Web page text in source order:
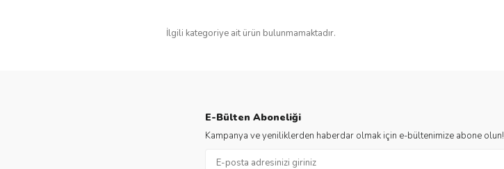
İlgili kategoriye ait ürün bulunmamaktadır.
E-Bülten Aboneliği
Kampanya ve yeniliklerden haberdar olmak için e-bültenimize abone olun!